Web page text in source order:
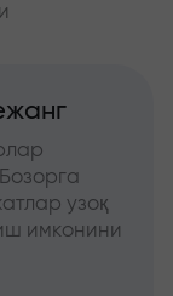
узоқ
имконини